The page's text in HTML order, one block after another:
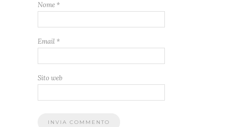
Nome *
Email *
Sito web